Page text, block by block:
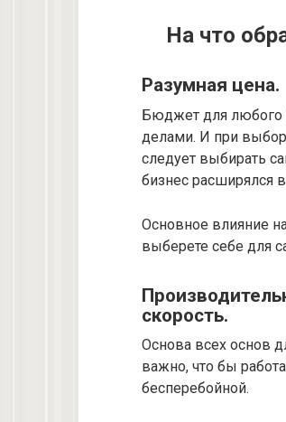
На что
Разумная цена.
Бюджет для любого
делами. И при
следует выбирать
бизнес
Основное влияние
выберете себе для
скорость.
Основа всех основ
важно, что бы
бесперебойной.